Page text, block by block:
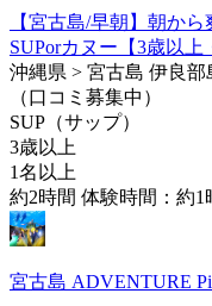
【宮古島/早朝】朝か
SUPorカヌー【3歳以上
沖縄県 > 宮古島 伊良部
（口コミ募集中）
SUP（サップ）
3歳以上
1名以上
約2時間 体験時間：約1
宮古島 ADVENTURE